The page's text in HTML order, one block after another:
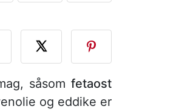
Send dit
såsomfetaost
og eddike er